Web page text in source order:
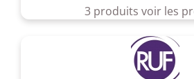
3 produits voir les